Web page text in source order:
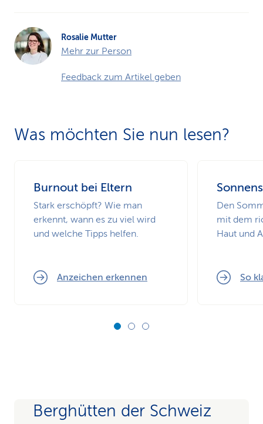
Rosalie Mutter
Mehr zur Person
Feedback zum Artikel geben
Was möchten Sie nun lesen?
Burnout bei Eltern
Stark erschöpft? Wie man
erkennt, wann es zu viel wird
und welche Tipps helfen.
Anzeichen erkennen
Den
mit dem
Haut und
So
Berghütten der Schweiz